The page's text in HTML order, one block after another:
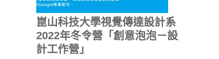
崑山科技大學視覺傳達設計系
2022年冬令營「創意泡泡－設
計工作營」